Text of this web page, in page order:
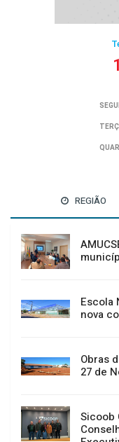
REGIÃO
Escola
nova
Obras
27 de
Sicoob